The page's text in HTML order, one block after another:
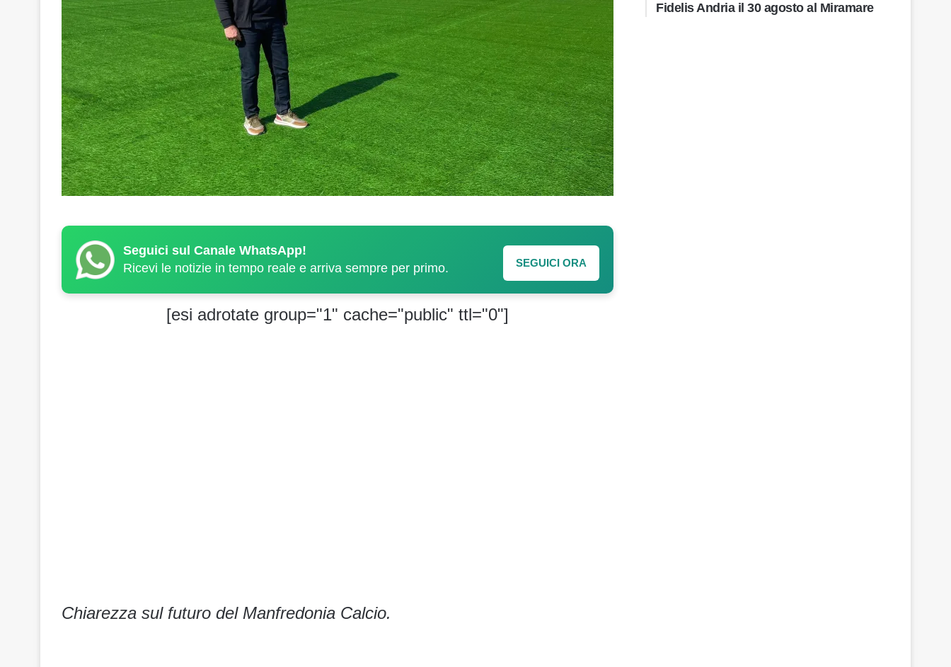
Seguici sul Canale WhatsApp!
Ricevi le notizie in tempo reale e arriva sempre per primo.
SEGUICI ORA
[esi adrotate group="1" cache="public" ttl="0"]
Chiarezza sul futuro del Manfredonia Calcio.
Fidelis Andria il 30 agosto al Miramare